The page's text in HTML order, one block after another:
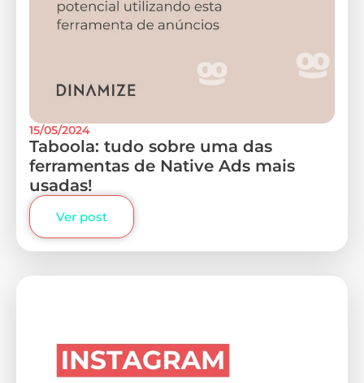
15/05/2024
Taboola: tudo sobre uma das
ferramentas de Native Ads mais
usadas!
Ver post